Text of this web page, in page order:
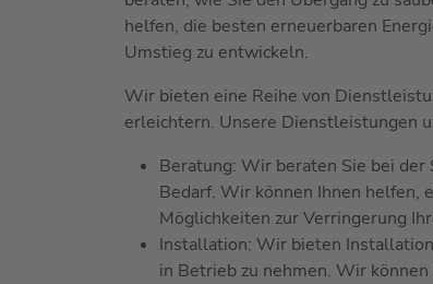
helfen, die besten erneuerbaren
Umstieg zu entwickeln.
Wir bieten eine Reihe von
erleichtern. Unsere Dienstleistungen
Beratung: Wir beraten Sie bei der
Bedarf. Wir können Ihnen helfen,
Möglichkeiten zur Verringerung
Installation: Wir bieten
in Betrieb zu nehmen. Wir